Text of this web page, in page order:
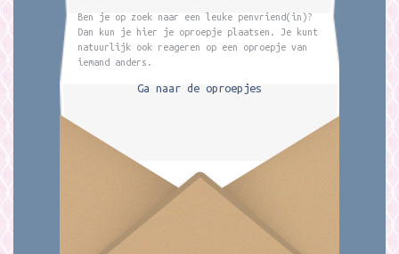
Ben je op zoek naar een leuke penvriend(in)?
Dan kun je hier je oproepje plaatsen. Je kunt
natuurlijk ook reageren op een oproepje van
iemand anders.
Ga naar de oproepjes